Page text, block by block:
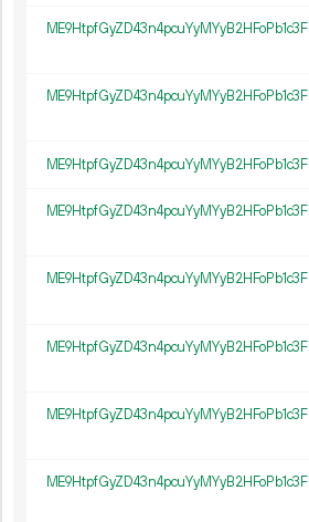
ME9HtpfGyZD43n4pcuYyMYyB2HFoPb1c3F
ME9HtpfGyZD43n4pcuYyMYyB2HFoPb1c3F
ME9HtpfGyZD43n4pcuYyMYyB2HFoPb1c3F
ME9HtpfGyZD43n4pcuYyMYyB2HFoPb1c3F
ME9HtpfGyZD43n4pcuYyMYyB2HFoPb1c3F
ME9HtpfGyZD43n4pcuYyMYyB2HFoPb1c3F
ME9HtpfGyZD43n4pcuYyMYyB2HFoPb1c3F
ME9HtpfGyZD43n4pcuYyMYyB2HFoPb1c3F